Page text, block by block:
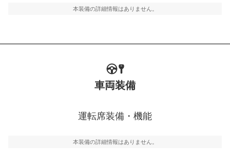
本装備の詳細情報はありません。
車両装備
運転席装備・機能
本装備の詳細情報はありません。